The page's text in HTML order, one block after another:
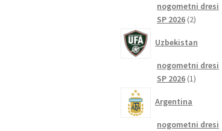
nogometni dresi
SP 2026 22
Uzbekistan
nogometni dresi
SP 2026 11
Argentina
nogometni dresi